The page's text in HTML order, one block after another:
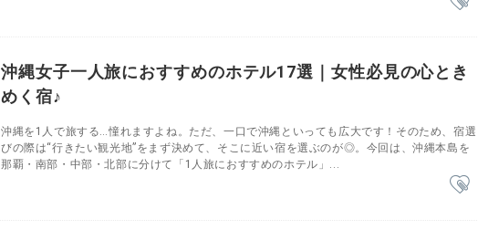
沖縄女子一人旅におすすめのホテル17選｜女性必見の心とき
めく宿♪
沖縄を1人で旅する…憧れますよね。ただ、一口で沖縄といっても広大です！そのため、宿選
びの際は“行きたい観光地”をまず決めて、そこに近い宿を選ぶのが◎。今回は、沖縄本島を
那覇・南部・中部・北部に分けて「1人旅におすすめのホテル」...